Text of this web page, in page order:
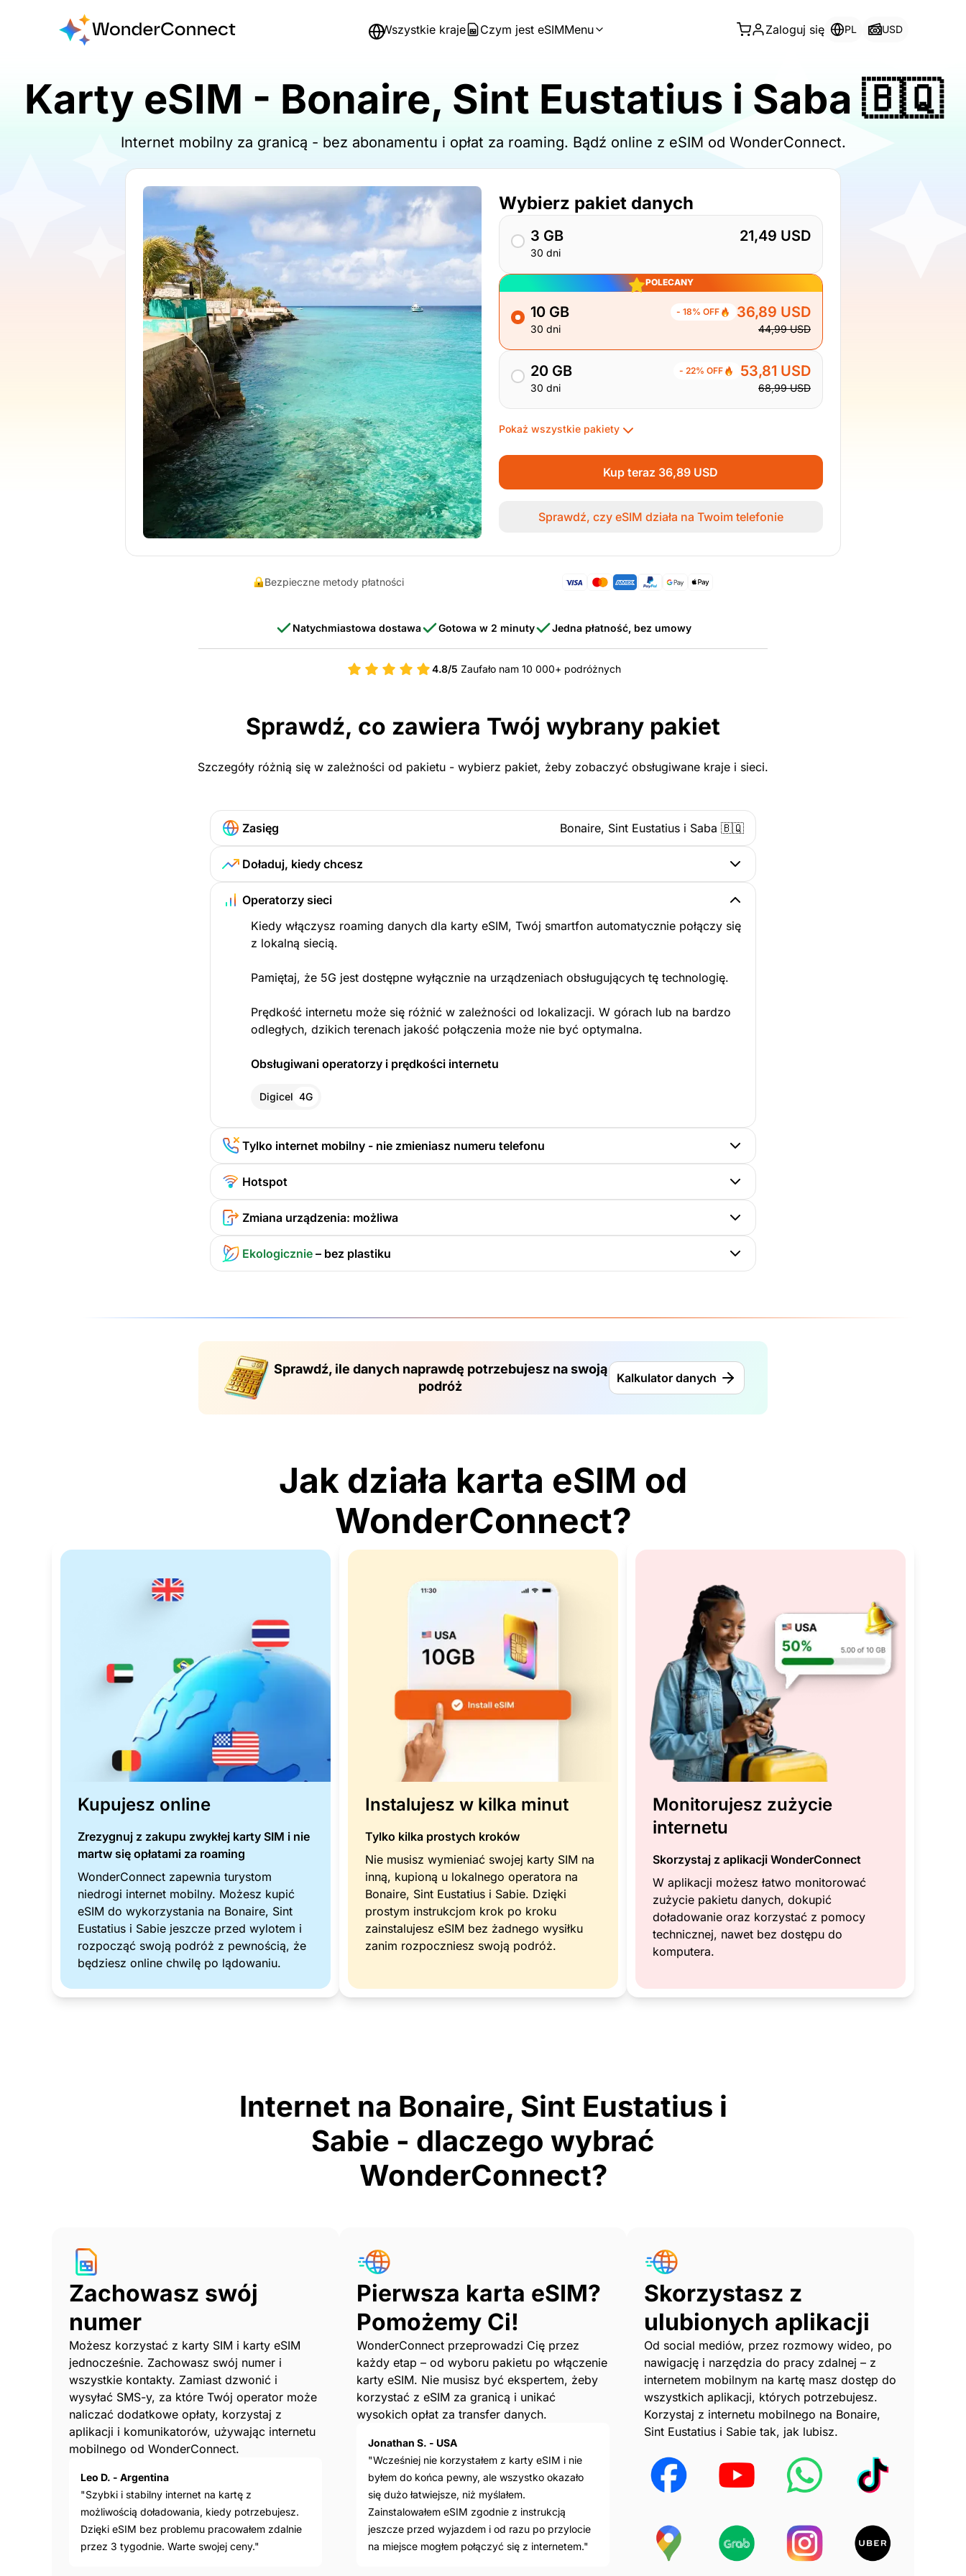
Wszystkie kraje Czym jest eSIMMenu Zaloguj się PL USD
Karty eSIM - Bonaire, Sint Eustatius i Saba 🇧🇶
Internet mobilny za granicą - bez abonamentu i opłat za roaming. Bądź online z eSIM od WonderConnect.
Wybierz pakiet danych
3 GB
30 dni
21,49 USD
POLECANY
10 GB
30 dni
- 18% OFF 36,89 USD
44,99 USD
20 GB
30 dni
- 22% OFF 53,81 USD
68,99 USD
Pokaż wszystkie pakiety
Kup teraz 36,89 USD
Sprawdź, czy eSIM działa na Twoim telefonie
Bezpieczne metody płatności
Natychmiastowa dostawa Gotowa w 2 minuty Jedna płatność, bez umowy
4.8/5 Zaufało nam 10 000+ podróżnych
Sprawdź, co zawiera Twój wybrany pakiet
Szczegóły różnią się w zależności od pakietu - wybierz pakiet, żeby zobaczyć obsługiwane kraje i sieci.
Zasięg Bonaire, Sint Eustatius i Saba 🇧🇶
Doładuj, kiedy chcesz
Operatorzy sieci
Kiedy włączysz roaming danych dla karty eSIM, Twój smartfon automatycznie połączy się
z lokalną siecią.
Pamiętaj, że 5G jest dostępne wyłącznie na urządzeniach obsługujących tę technologię.
Prędkość internetu może się różnić w zależności od lokalizacji. W górach lub na bardzo
odległych, dzikich terenach jakość połączenia może nie być optymalna.
Obsługiwani operatorzy i prędkości internetu
Digicel 4G
Tylko internet mobilny - nie zmieniasz numeru telefonu
Hotspot
Zmiana urządzenia: możliwa
Ekologicznie – bez plastiku
Sprawdź, ile danych naprawdę potrzebujesz na swoją
podróż
Kalkulator danych
Jak działa karta eSIM od
WonderConnect?
Kupujesz online
Zrezygnuj z zakupu zwykłej karty SIM i nie
martw się opłatami za roaming
WonderConnect zapewnia turystom
niedrogi internet mobilny. Możesz kupić
eSIM do wykorzystania na Bonaire, Sint
Eustatius i Sabie jeszcze przed wylotem i
rozpocząć swoją podróż z pewnością, że
będziesz online chwilę po lądowaniu.
Instalujesz w kilka minut
Tylko kilka prostych kroków
Nie musisz wymieniać swojej karty SIM na
inną, kupioną u lokalnego operatora na
Bonaire, Sint Eustatius i Sabie. Dzięki
prostym instrukcjom krok po kroku
zainstalujesz eSIM bez żadnego wysiłku
zanim rozpoczniesz swoją podróż.
Monitorujesz zużycie
internetu
Skorzystaj z aplikacji WonderConnect
W aplikacji możesz łatwo monitorować
zużycie pakietu danych, dokupić
doładowanie oraz korzystać z pomocy
technicznej, nawet bez dostępu do
komputera.
Internet na Bonaire, Sint Eustatius i
Sabie - dlaczego wybrać
WonderConnect?
Zachowasz swój
numer
Możesz korzystać z karty SIM i karty eSIM
jednocześnie. Zachowasz swój numer i
wszystkie kontakty. Zamiast dzwonić i
wysyłać SMS-y, za które Twój operator może
naliczać dodatkowe opłaty, korzystaj z
aplikacji i komunikatorów, używając internetu
mobilnego od WonderConnect.
Leo D. - Argentina
"Szybki i stabilny internet na kartę z
możliwością doładowania, kiedy potrzebujesz.
Dzięki eSIM bez problemu pracowałem zdalnie
przez 3 tygodnie. Warte swojej ceny."
Pierwsza karta eSIM?
Pomożemy Ci!
WonderConnect przeprowadzi Cię przez
każdy etap – od wyboru pakietu po włączenie
karty eSIM. Nie musisz być ekspertem, żeby
korzystać z eSIM za granicą i unikać
wysokich opłat za transfer danych.
Jonathan S. - USA
"Wcześniej nie korzystałem z karty eSIM i nie
byłem do końca pewny, ale wszystko okazało
się dużo łatwiejsze, niż myślałem.
Zainstalowałem eSIM zgodnie z instrukcją
jeszcze przed wyjazdem i od razu po przylocie
na miejsce mogłem połączyć się z internetem."
Skorzystasz z
ulubionych aplikacji
Od social mediów, przez rozmowy wideo, po
nawigację i narzędzia do pracy zdalnej – z
internetem mobilnym na kartę masz dostęp do
wszystkich aplikacji, których potrzebujesz.
Korzystaj z internetu mobilnego na Bonaire,
Sint Eustatius i Sabie tak, jak lubisz.